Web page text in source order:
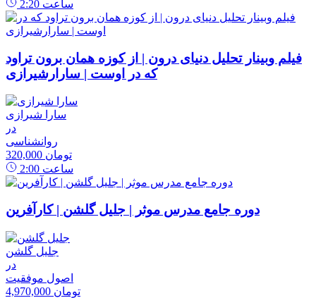
2:20 ساعت
فیلم وبینار تحلیل دنیای درون | از کوزه همان برون تراود
که در اوست | سارارشیرازی
سارا شیرازی
در
روانشناسی
320,000 تومان
2:00 ساعت
دوره جامع مدرس موثر | جلیل گلشن | کارآفرین
جلیل گلشن
در
اصول موفقیت
4,970,000 تومان